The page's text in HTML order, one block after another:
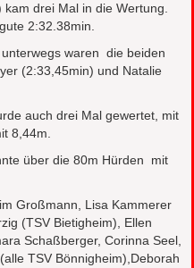
drei Mal in die Wertung.
2:32.38min.
waren die beiden
(2:33,45min) und Natalie
auch drei Mal gewertet, mit
8,44m.
über die 80m Hürden mit
Großmann, Lisa Kammerer
(TSV Bietigheim), Ellen
Schaßberger, Corinna Seel,
TSV Bönnigheim),Deborah